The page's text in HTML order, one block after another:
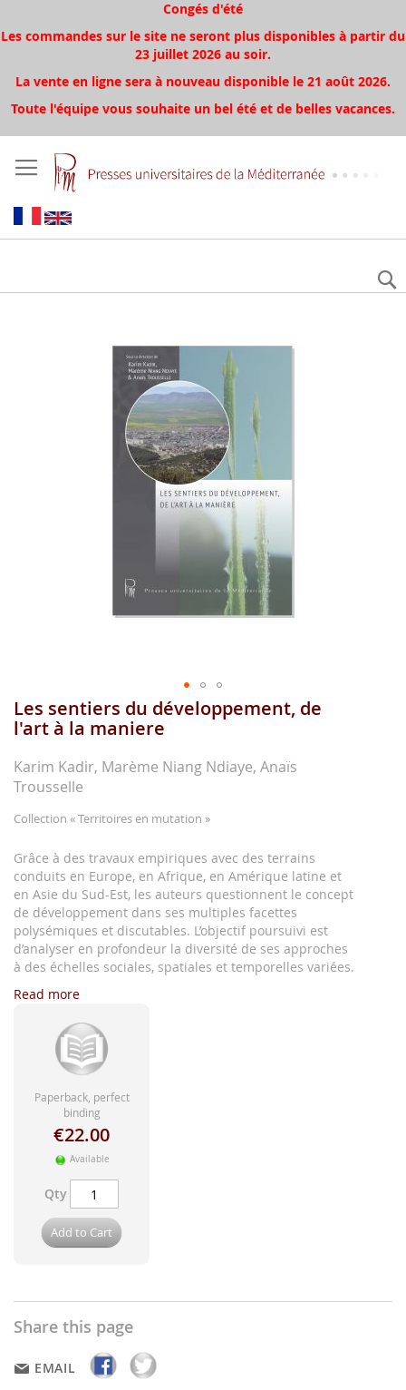
Congés d'été
Les commandes sur le site ne seront plus disponibles à partir du
23 juillet 2026 au soir.
La vente en ligne sera à nouveau disponible le 21 août 2026.
Toute l'équipe vous souhaite un bel été et de belles vacances.
Skip
to
beginning
of
the
images
Les sentiers du développement, de
l'art à la maniere
Karim Kadir, Marème Niang Ndiaye, Anaïs
Trousselle
Collection « Territoires en mutation »
Grâce à des travaux empiriques avec des terrains
conduits en Europe, en Afrique, en Amérique latine et
en Asie du Sud-Est, les auteurs questionnent le concept
de développement dans ses multiples facettes
polysémiques et discutables. L’objectif poursuivi est
d’analyser en profondeur la diversité de ses approches
à des échelles sociales, spatiales et temporelles variées.
Read more
Paperback, perfect
binding
€22.00
Available
Qty
Add to Cart
Share this page
EMAIL